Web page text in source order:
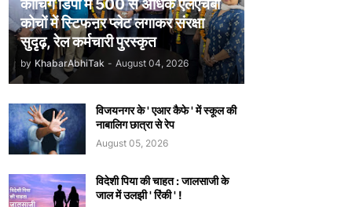
कोचिंग डिपो में 500 से अधिक एलएचबी
कोचों में स्टिफऩर प्लेट लगाकर संरक्षा
सुदृढ़, रेल कर्मचारी पुरस्कृत
by KhabarAbhiTak - August 04, 2026
विजयनगर के ' एआर कैफे ' में स्कूल की
नाबालिग छात्रा से रेप
August 05, 2026
विदेशी पिया की चाहत : जालसाजी के
जाल में उलझी ' रिंकी ' !